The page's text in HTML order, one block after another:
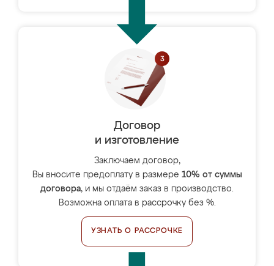
Договор
и изготовление
Заключаем договор,
Вы вносите предоплату в размере 10% от суммы
договора, и мы отдаём заказ в производство.
Возможна оплата в рассрочку без %.
УЗНАТЬ О РАССРОЧКЕ